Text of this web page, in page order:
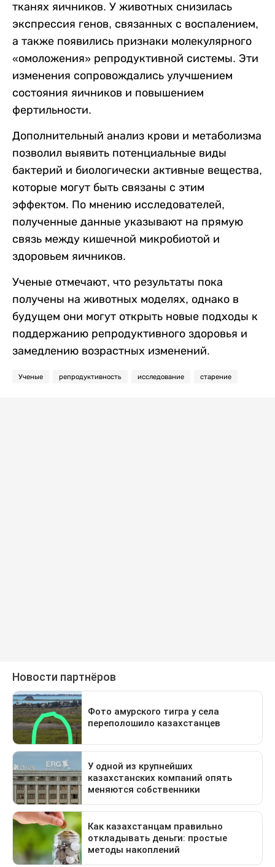
тканях яичников. У животных снизилась
экспрессия генов, связанных с воспалением,
а также появились признаки молекулярного
«омоложения» репродуктивной системы. Эти
изменения сопровождались улучшением
состояния яичников и повышением
фертильности.
Дополнительный анализ крови и метаболизма
позволил выявить потенциальные виды
бактерий и биологически активные вещества,
которые могут быть связаны с этим
эффектом. По мнению исследователей,
полученные данные указывают на прямую
связь между кишечной микробиотой и
здоровьем яичников.
Ученые отмечают, что результаты пока
получены на животных моделях, однако в
будущем они могут открыть новые подходы к
поддержанию репродуктивного здоровья и
замедлению возрастных изменений.
Ученые репродуктивность исследование старение